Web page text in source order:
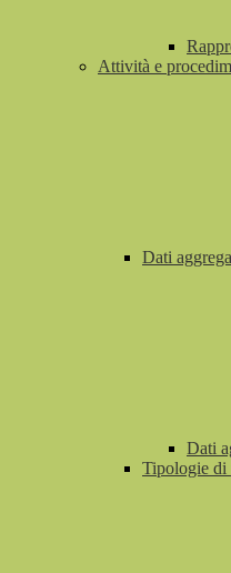
Attività e
Dati
Dati
Tipologie di